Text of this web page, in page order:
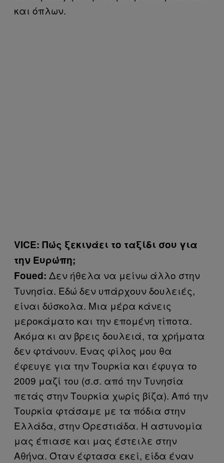
και όπλων.
VICE: Πώς ξεκινάει το ταξίδι σου για
την Ευρώπη;
Foued: Δεν ήθελα να μείνω άλλο στην
Τυνησία. Εδώ δεν υπάρχουν δουλειές,
είναι δύσκολα. Μια μέρα κάνεις
μεροκάματο και την επομένη τίποτα.
Ακόμα κι αν βρεις δουλειά, τα χρήματα
δεν φτάνουν. Ένας φίλος μου θα
έφευγε για την Τουρκία και έφυγα το
2009 μαζί του (σ.σ. από την Τυνησία
πετάς στην Τουρκία χωρίς βίζα). Από την
Τουρκία φτάσαμε με τα πόδια στην
Ελλάδα, στην Ορεστιάδα. Η αστυνομία
μας έπιασε και μας έστειλε στην
Αθήνα. Όταν έφτασα εκεί, είδα έναν